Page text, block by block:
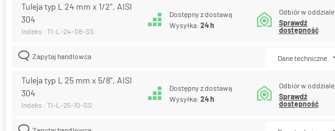
Tuleja typ L 24 mm x 1/2", AISI
304
Indeks : TI-L-24-08-SS
Dostępny z dostawą
Wysyłka:24 h
Odbiór w oddziale
Sprawdź
dostępność
Zapytaj handlowca Dane techniczne
Tuleja typ L 25 mm x 5/8", AISI
304
Indeks : TI-L-25-10-SS
Dostępny z dostawą
Wysyłka:24 h
Odbiór w oddziale
Sprawdź
dostępność